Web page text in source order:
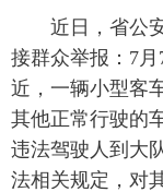
近日，省公安
接群众举报：7
近，一辆小型客
其他正常行驶的
违法驾驶人到大
法相关规定，对